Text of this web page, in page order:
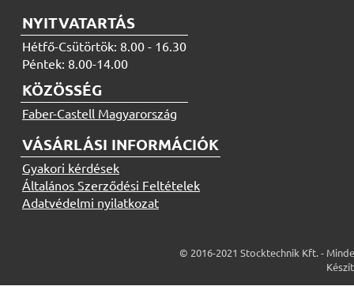
NYITVATARTÁS
Hétfő-Csütörtök: 8.00 - 16.30
Péntek: 8.00-14.00
KÖZÖSSÉG
Faber-Castell Magyarország
VÁSÁRLÁSI INFORMÁCIÓK
Gyakori kérdések
Általános Szerződési Feltételek
Adatvédelmi nyilatkozat
© 2016-2021 Stocktechnik Kft. -